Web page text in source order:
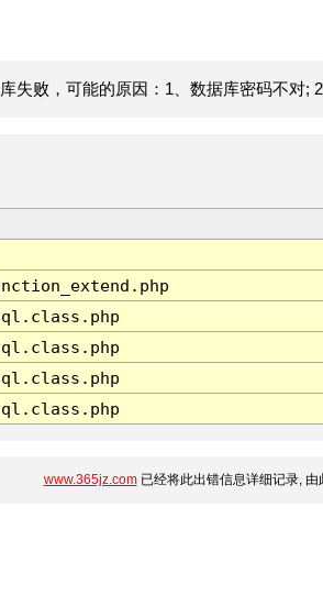
失败，可能的原因：1、数据库密码不对; 2
www.365jz.com已经将此出错信息详细记录, 由